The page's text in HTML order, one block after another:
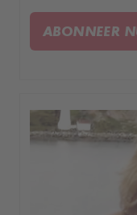
bruut is
ABONNEER